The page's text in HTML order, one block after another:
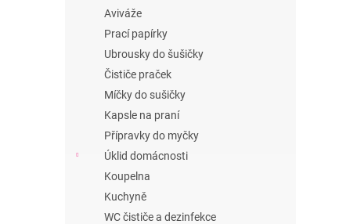
Aviváže
Prací papírky
Ubrousky do šušičky
Čističe praček
Míčky do sušičky
Kapsle na praní
Přípravky do myčky
Úklid domácnosti
Koupelna
Kuchyně
WC čističe a dezinfekce